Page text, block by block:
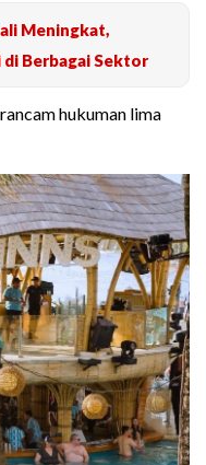
Meningkat,
Berbagai Sektor
hukuman lima